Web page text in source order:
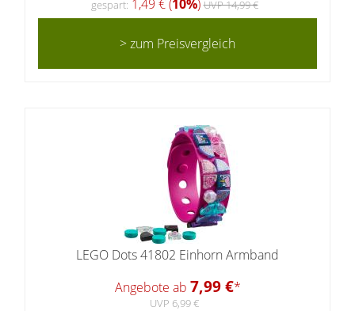
gespart: 1,49 € (10%)UVP 14,99 €
> zum Preisvergleich
LEGO Dots 41802 Einhorn Armband
Angebote ab 7,99 €*
UVP 6,99 €